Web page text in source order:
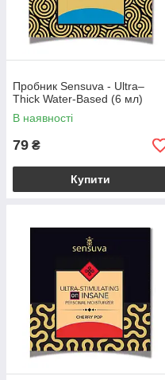
Пробник Sensuva - Ultra–
Thick Water-Based (6 мл)
В наявності
79 ₴
Купити